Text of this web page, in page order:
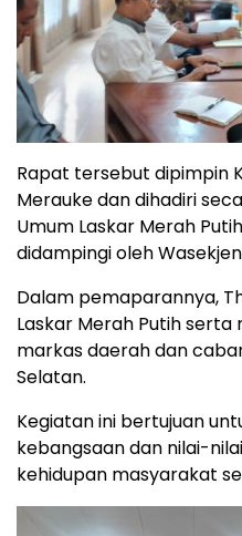
Rapat tersebut dipimpin
Merauke dan dihadiri
Umum Laskar Merah
didampingi oleh
Dalam pemaparannya,
Laskar Merah Putih
markas daerah dan
Selatan.
Kegiatan ini bertujuan
kebangsaan dan nilai-
kehidupan masyarakat